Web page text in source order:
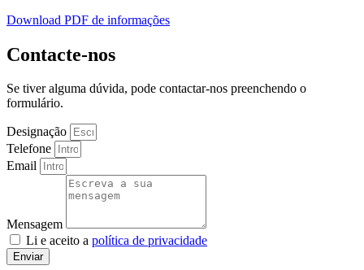
Download PDF de informações
Contacte-nos
Se tiver alguma dúvida, pode contactar-nos preenchendo o
formulário.
Designação
Telefone
Email
Mensagem
Li e aceito a política de privacidade
Enviar